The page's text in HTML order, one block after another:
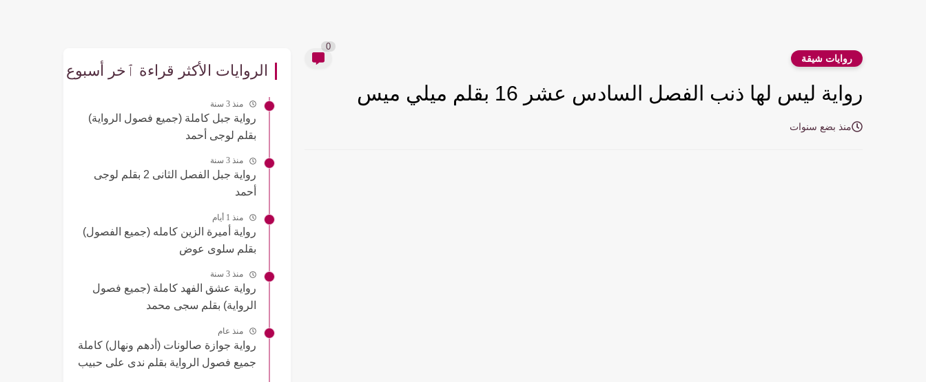
روايات شيقة
0
رواية ليس لها ذنب الفصل السادس عشر 16 بقلم ميلي ميس
منذ بضع سنوات
الروايات الأكثر قراءة ٱخر أسبوع
منذ 3 سنة
رواية جبل كاملة (جميع فصول الرواية)
بقلم لوجى أحمد
منذ 3 سنة
رواية جبل الفصل الثانى 2 بقلم لوجى
أحمد
منذ 1 أيام
رواية أميرة الزين كامله (جميع الفصول)
بقلم سلوى عوض
منذ 3 سنة
رواية عشق الفهد كاملة (جميع فصول
الرواية) بقلم سجى محمد
منذ عام
رواية جوازة صالونات (أدهم ونهال) كاملة
جميع فصول الرواية بقلم ندى على حبيب